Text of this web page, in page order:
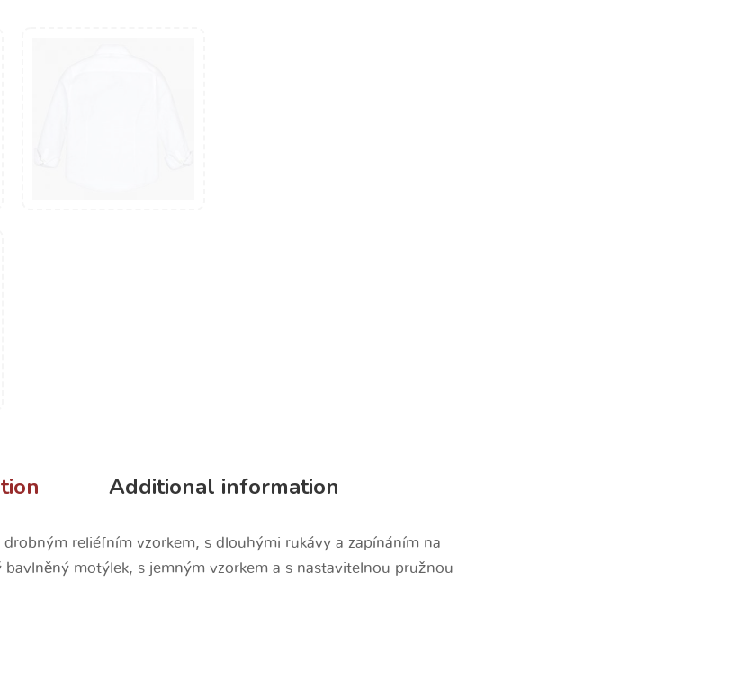
Additional information
drobným reliéfním vzorkem, s dlouhými rukávy a zapínáním na
motýlek, s jemným vzorkem a s nastavitelnou pružnou